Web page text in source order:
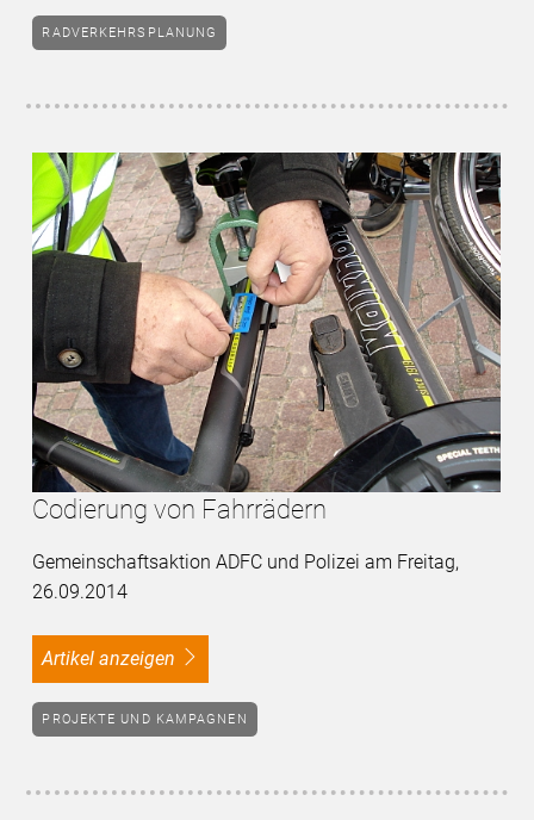
RADVERKEHRSPLANUNG
Codierung von Fahrrädern
Gemeinschaftsaktion ADFC und Polizei am Freitag,
26.09.2014
Artikel anzeigen
PROJEKTE UND KAMPAGNEN